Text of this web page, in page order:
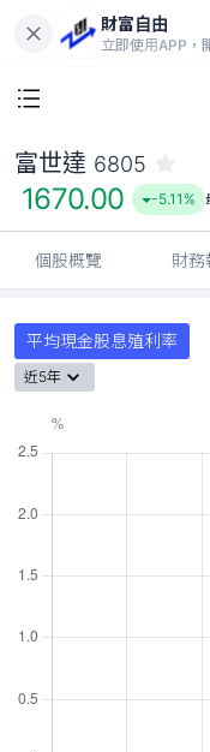
財富自由
立即使用APP，
富世達 6805
1670.00 -5.11%
個股概覽 財務
平均現金股息殖利率
近5年